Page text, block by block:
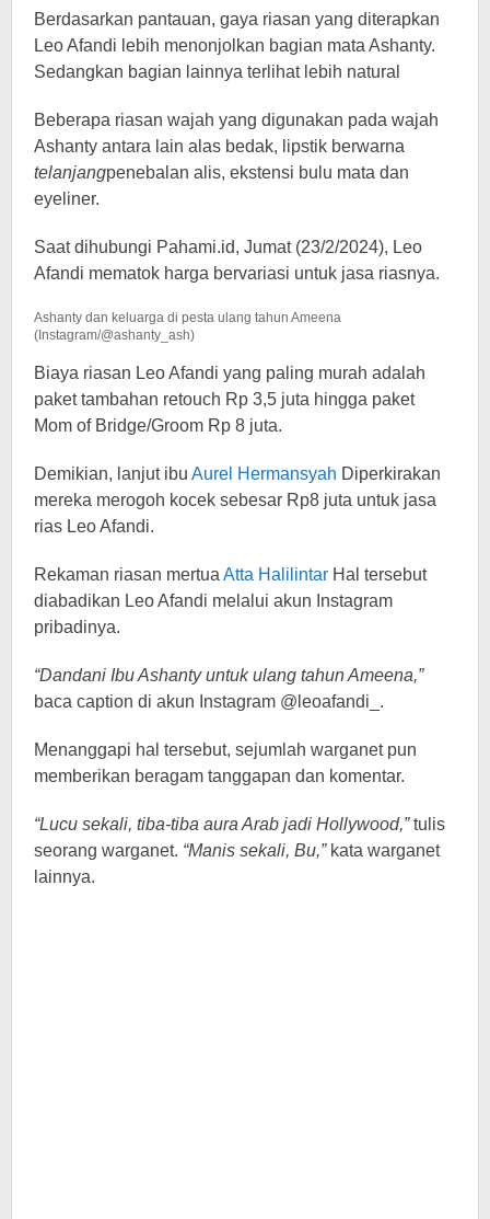
Berdasarkan pantauan, gaya riasan yang diterapkan
Leo Afandi lebih menonjolkan bagian mata Ashanty.
Sedangkan bagian lainnya terlihat lebih natural
Beberapa riasan wajah yang digunakan pada wajah
Ashanty antara lain alas bedak, lipstik berwarna
telanjangpenebalan alis, ekstensi bulu mata dan
eyeliner.
Saat dihubungi Pahami.id, Jumat (23/2/2024), Leo
Afandi mematok harga bervariasi untuk jasa riasnya.
Ashanty dan keluarga di pesta ulang tahun Ameena
(Instagram/@ashanty_ash)
Biaya riasan Leo Afandi yang paling murah adalah
paket tambahan retouch Rp 3,5 juta hingga paket
Mom of Bridge/Groom Rp 8 juta.
Demikian, lanjut ibu Aurel Hermansyah Diperkirakan
mereka merogoh kocek sebesar Rp8 juta untuk jasa
rias Leo Afandi.
Rekaman riasan mertua Atta Halilintar Hal tersebut
diabadikan Leo Afandi melalui akun Instagram
pribadinya.
“Dandani Ibu Ashanty untuk ulang tahun Ameena,”
baca caption di akun Instagram @leoafandi_.
Menanggapi hal tersebut, sejumlah warganet pun
memberikan beragam tanggapan dan komentar.
“Lucu sekali, tiba-tiba aura Arab jadi Hollywood,”tulis
seorang warganet. “Manis sekali, Bu,”kata warganet
lainnya.